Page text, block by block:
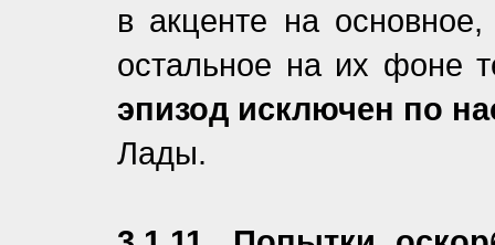
в акценте на
остальное на их фоне
эпизод исключен по
Лады.